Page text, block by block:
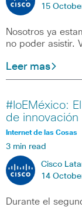
15
Nosotros ya
no poder asistir.
Leer mas
#IoEMéxico:
de innovación
Internet de las Cosas
3 min read
Cisco
14
Durante el